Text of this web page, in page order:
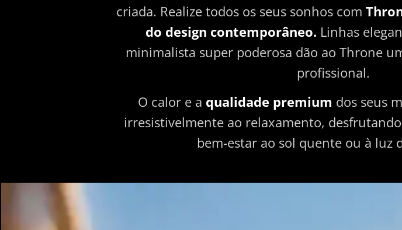
criada. Realize todos os seus sonhos com
do design contemporâneo. Linhas
minimalista super poderosa dão ao Throne
profissional.
O calor e a qualidade premium dos seus
irresistivelmente ao relaxamento,
bem-estar ao sol quente ou à luz